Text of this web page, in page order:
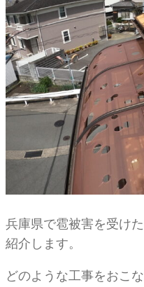
兵庫県で雹被害を受け
紹介します。
どのような工事をおこ